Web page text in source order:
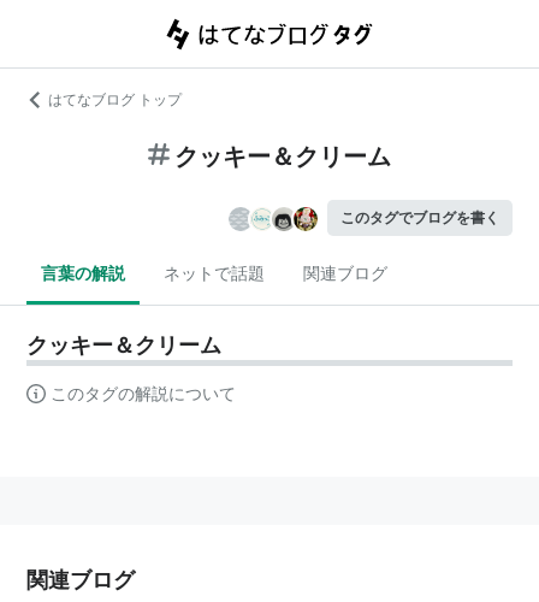
はてなブログ トップ
クッキー＆クリーム
このタグでブログを書く
言葉の解説 ネットで話題 関連ブログ
クッキー＆クリーム
このタグの解説について
関連ブログ